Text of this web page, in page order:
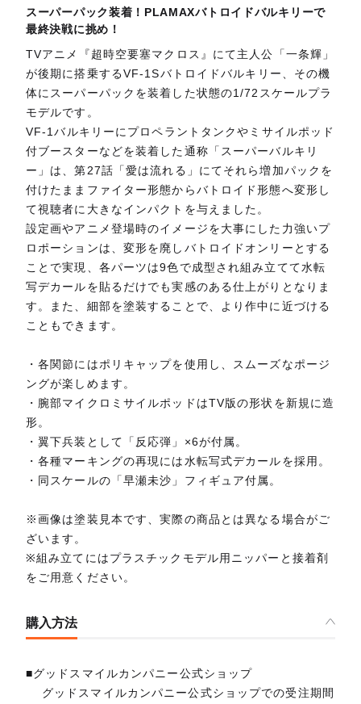
スーパーパック装着！PLAMAXバトロイドバルキリーで
最終決戦に挑め！
TVアニメ『超時空要塞マクロス』にて主人公「一条輝」
が後期に搭乗するVF-1Sバトロイドバルキリー、その機
体にスーパーパックを装着した状態の1/72スケールプラ
モデルです。
VF-1バルキリーにプロペラントタンクやミサイルポッド
付ブースターなどを装着した通称「スーパーバルキリ
ー」は、第27話「愛は流れる」にてそれら増加パックを
付けたままファイター形態からバトロイド形態へ変形し
て視聴者に大きなインパクトを与えました。
設定画やアニメ登場時のイメージを大事にした力強いプ
ロポーションは、変形を廃しバトロイドオンリーとする
ことで実現、各パーツは9色で成型され組み立てて水転
写デカールを貼るだけでも実感のある仕上がりとなりま
す。また、細部を塗装することで、より作中に近づける
こともできます。
・各関節にはポリキャップを使用し、スムーズなポージ
ングが楽しめます。
・腕部マイクロミサイルポッドはTV版の形状を新規に造
形。
・翼下兵装として「反応弾」×6が付属。
・各種マーキングの再現には水転写式デカールを採用。
・同スケールの「早瀬未沙」フィギュア付属。
※画像は塗装見本です、実際の商品とは異なる場合がご
ざいます。
※組み立てにはプラスチックモデル用ニッパーと接着剤
をご用意ください。
購入方法
■グッドスマイルカンパニー公式ショップ
グッドスマイルカンパニー公式ショップでの受注期間